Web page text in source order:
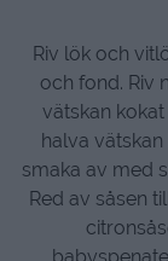
Riv lök och
och fond. Riv
vätskan
halva
smaka av med
Red av såsen